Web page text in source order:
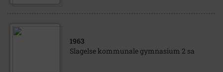
1963
Slagelse kommunale gymnasium 2 sa